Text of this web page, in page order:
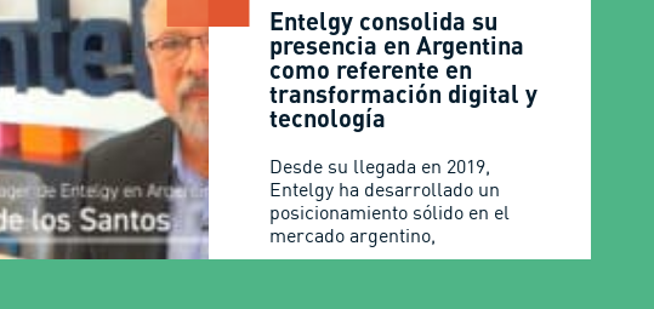
Entelgy consolida su
presencia en Argentina
como referente en
transformación digital y
tecnología
Desde su llegada en 2019,
Entelgy ha desarrollado un
posicionamiento sólido en el
mercado argentino,